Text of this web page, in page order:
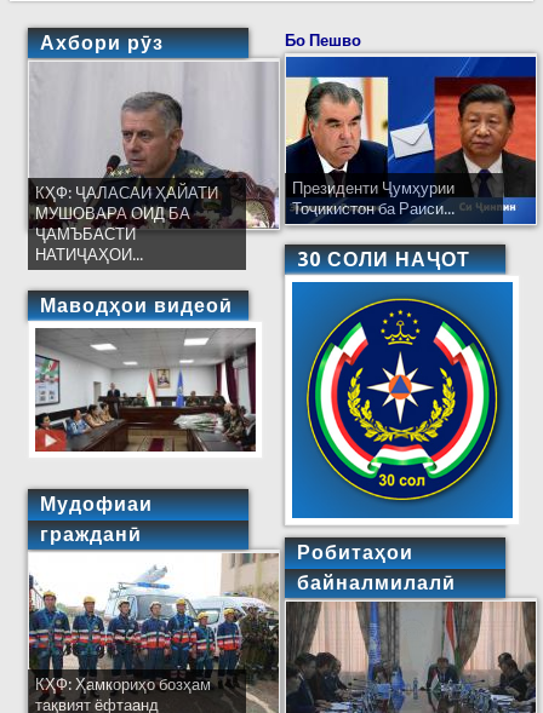
Ахбори рӯз
КҲФ: ҶАЛАСАИ ҲАЙАТИ
МУШОВАРА ОИД БА
ҶАМЪБАСТИ
НАТИҶАҲОИ...
Маводҳои видеоӣ
Мудофиаи
гражданӣ
КҲФ: Ҳамкориҳо бозҳам
тақвият ёфтаанд
Бо Пешво
Президенти Ҷумҳурии
Тоҷикистон ба Раиси...
30 СОЛИ НАҶОТ
Робитаҳои
байналмилалӣ